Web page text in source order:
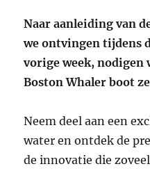
Naar aanleiding van
we ontvingen tijdens
vorige week, nodigen
Boston Whaler boot
Neem deel aan een
water en ontdek de
de innovatie die